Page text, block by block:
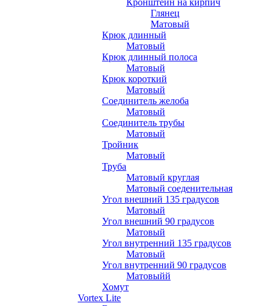
Кронштейн на кирпич
Глянец
Матовый
Крюк длинный
Матовый
Крюк длинный полоса
Матовый
Крюк короткий
Матовый
Соединитель желоба
Матовый
Соединитель трубы
Матовый
Тройник
Матовый
Труба
Матовый круглая
Матовый соеденительная
Угол внешний 135 градусов
Матовый
Угол внешний 90 градусов
Матовый
Угол внутренний 135 градусов
Матовый
Угол внутренний 90 градусов
Матовыйй
Хомут
Vortex Lite